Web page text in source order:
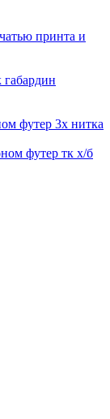
принта и
футер 3х нитка
футер тк х/б